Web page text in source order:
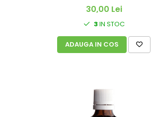
30,00 Lei
3IN STOC
ADAUGA IN COS